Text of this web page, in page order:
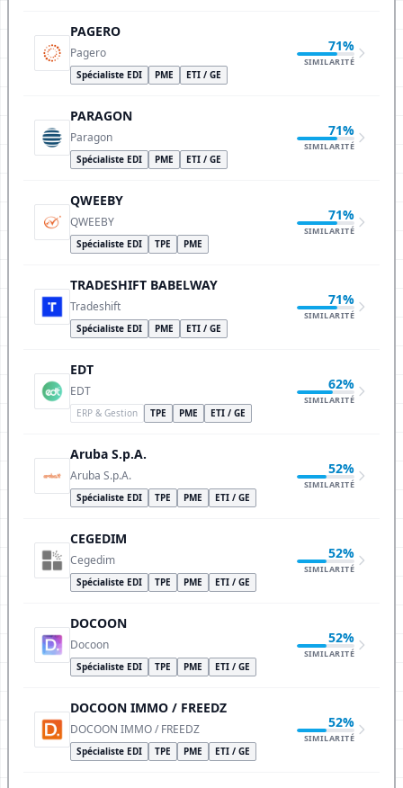
PAGERO
Pagero
Spécialiste EDI PME ETI / GE
71%
SIMILARITÉ
PARAGON
Paragon
Spécialiste EDI PME ETI / GE
71%
SIMILARITÉ
QWEEBY
QWEEBY
Spécialiste EDI TPE PME
71%
SIMILARITÉ
TRADESHIFT BABELWAY
Tradeshift
Spécialiste EDI PME ETI / GE
71%
SIMILARITÉ
EDT
EDT
ERP & Gestion TPE PME ETI / GE
62%
SIMILARITÉ
Aruba S.p.A.
Aruba S.p.A.
Spécialiste EDI TPE PME ETI / GE
52%
SIMILARITÉ
CEGEDIM
Cegedim
Spécialiste EDI TPE PME ETI / GE
52%
SIMILARITÉ
DOCOON
Docoon
Spécialiste EDI TPE PME ETI / GE
52%
SIMILARITÉ
DOCOON IMMO / FREEDZ
DOCOON IMMO / FREEDZ
Spécialiste EDI TPE PME ETI / GE
52%
SIMILARITÉ